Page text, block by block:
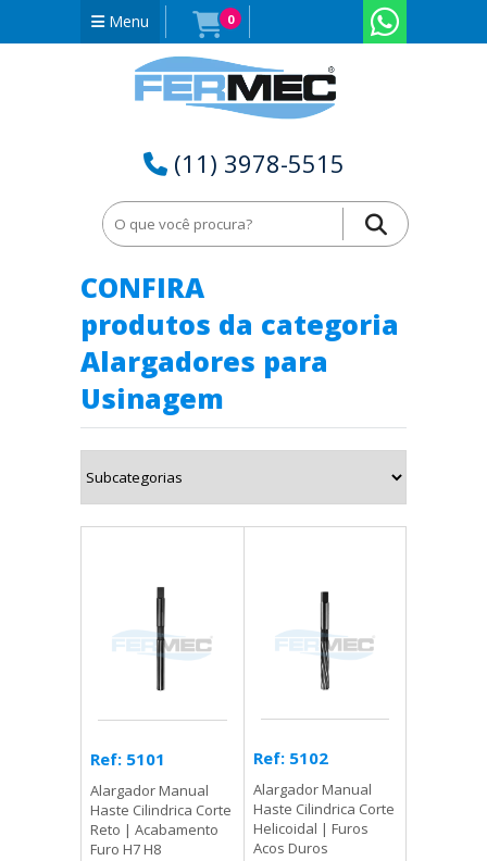
Menu 0
(11) 3978-5515
Home Alargadores para Usinagem em Rio Grande do Sul - RS
CONFIRA
produtos da categoria
Alargadores para
Usinagem
Ref: 5101
Alargador Manual
Haste Cilindrica Corte
Reto | Acabamento
Furo H7 H8
Ref: 5102
Alargador Manual
Haste Cilindrica Corte
Helicoidal | Furos
Acos Duros